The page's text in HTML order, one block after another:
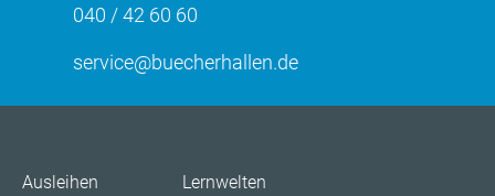
040 / 42 60 60
service@buecherhallen.de
Ausleihen Lernwelten